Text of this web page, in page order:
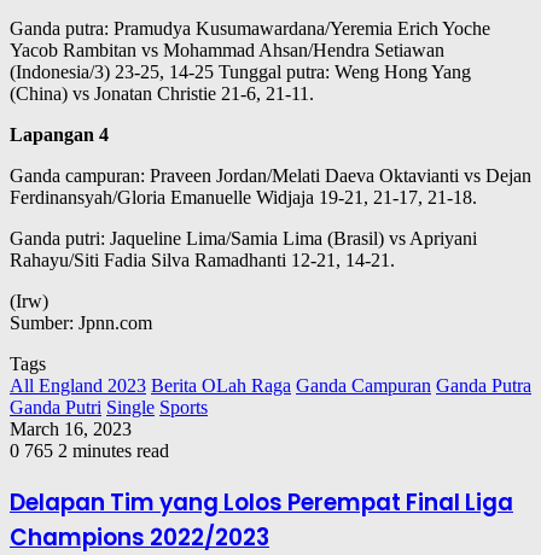
Ganda putra: Pramudya Kusumawardana/Yeremia Erich Yoche
Yacob Rambitan vs Mohammad Ahsan/Hendra Setiawan
(Indonesia/3) 23-25, 14-25 Tunggal putra: Weng Hong Yang
(China) vs Jonatan Christie 21-6, 21-11.
Lapangan 4
Ganda campuran: Praveen Jordan/Melati Daeva Oktavianti vs Dejan
Ferdinansyah/Gloria Emanuelle Widjaja 19-21, 21-17, 21-18.
Ganda putri: Jaqueline Lima/Samia Lima (Brasil) vs Apriyani
Rahayu/Siti Fadia Silva Ramadhanti 12-21, 14-21.
(Irw)
Sumber: Jpnn.com
Tags
All England 2023 Berita OLah Raga Ganda Campuran Ganda Putra
Ganda Putri Single Sports
March 16, 2023
0 765 2 minutes read
Delapan Tim yang Lolos Perempat Final Liga
Champions 2022/2023